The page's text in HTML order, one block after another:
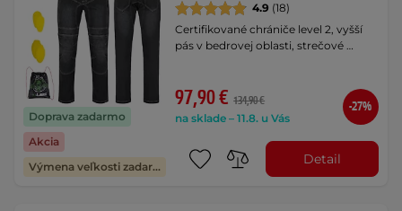
Doprava zadarmo
Akcia
Výmena veľkosti zadarmo
4.9 (18)
Certifikované chrániče level 2, vyšší
pás v bedrovej oblasti, strečové …
97,90 € 134,90 €
na sklade – 11.8. u Vás
-27%
Detail